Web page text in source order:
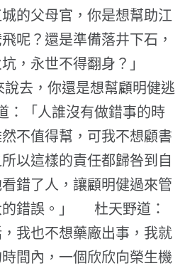
的父母官，你是想幫助江
呢？還是準備落井下石，
，永世不得翻身？」
去，你還是想幫顧明健逃
「人誰沒有做錯事的時
不值得幫，可我不想顧書
以這樣的責任都歸咎到自
錯了人，讓顧明健過來管
的錯誤。」 杜天野道：
，我也不想藥廠出事，我就
間內，一個欣欣向榮生機